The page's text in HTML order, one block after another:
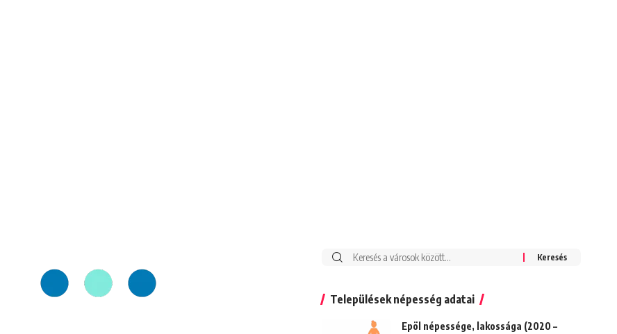
Keresés:
Települések népesség adatai
Epöl népessége, lakossága (2020 –